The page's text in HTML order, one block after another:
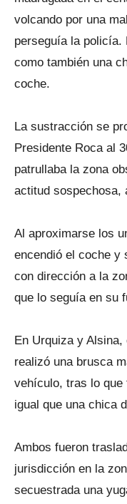
volcando por una
perseguía la policía.
como también una
coche.
La sustracción se
Presidente Roca al
patrullaba la zona
actitud sospechosa,
Al aproximarse los
encendió el coche y
con dirección a la
que lo seguía en su
En Urquiza y
realizó una brusca
vehículo, tras lo que
igual que una chica
Ambos fueron
jurisdicción en la
secuestrada una